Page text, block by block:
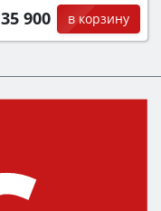
35 900 в корзину